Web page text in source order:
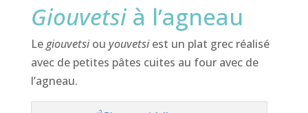
Giouvetsià l’agneau
Legiouvetsiou youvetsiest un plat grec réalisé
avec de petites pâtes cuites au four avec de
l’agneau.